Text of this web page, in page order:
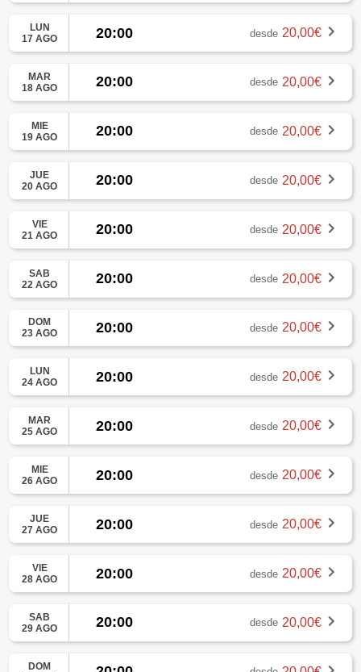
LUN
17 AGO
20:00 desde 20,00€
MAR
18 AGO
20:00 desde 20,00€
MIE
19 AGO
20:00 desde 20,00€
JUE
20 AGO
20:00 desde 20,00€
VIE
21 AGO
20:00 desde 20,00€
SAB
22 AGO
20:00 desde 20,00€
DOM
23 AGO
20:00 desde 20,00€
LUN
24 AGO
20:00 desde 20,00€
MAR
25 AGO
20:00 desde 20,00€
MIE
26 AGO
20:00 desde 20,00€
JUE
27 AGO
20:00 desde 20,00€
VIE
28 AGO
20:00 desde 20,00€
SAB
29 AGO
20:00 desde 20,00€
DOM